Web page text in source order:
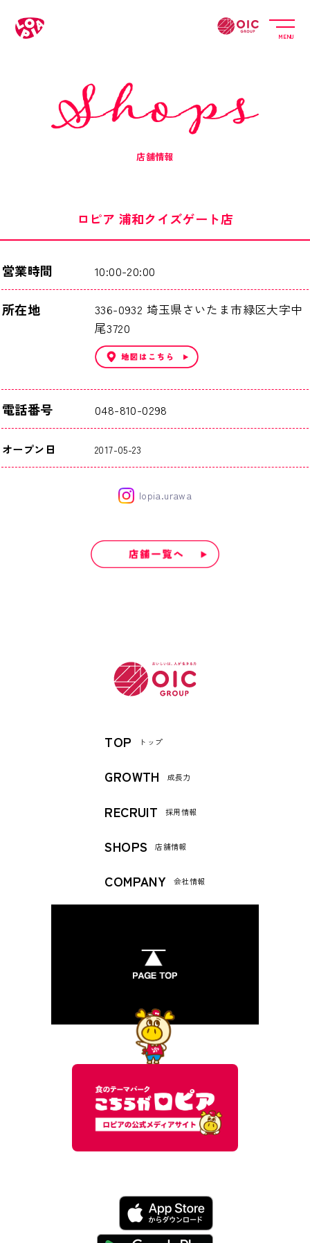
MENU
店舗情報
ロピア 浦和クイズゲート店
営業時間 10:00-20:00
所在地
336-0932 埼玉県さいたま市緑区大字中
尾3720
電話番号 048-810-0298
オープン日 2017-05-23
lopia.urawa
TOP トップ
GROWTH 成長力
RECRUIT 採用情報
SHOPS 店舗情報
COMPANY 会社情報